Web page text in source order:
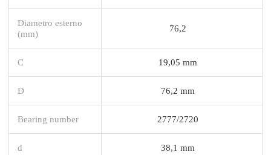
Diametro esterno
(mm)
76,2
C 19,05 mm
D 76,2 mm
Bearing number 2777/2720
d 38,1 mm